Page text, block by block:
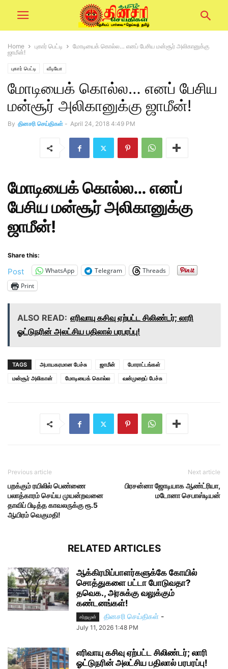
Home புகார் பெட்டி
மோடியைக் கொல்ல… எனப் பேசிய மன்சூர் அலிகானுக்கு
ஜாமீன்!
புகார் பெட்டி வீடியோ
மோடியைக் கொல்ல… எனப் பேசிய
மன்சூர் அலிகானுக்கு ஜாமீன்!
By தினசரி செய்திகள் - April 24, 2018 4:49 PM
மோடியைக் கொல்ல… எனப்
பேசிய மன்சூர் அலிகானுக்கு
ஜாமீன்!
Share this:
Post WhatsApp Telegram
Threads
Print
ALSO READ: எரிவாயு கசிவு ஏற்பட்ட சிலிண்டர்; லாரி
ஓட்டுநரின் அலட்சிய பதிலால் பரபரப்பு!
TAGS அபாயகரமான பேச்சு ஜாமீன்
போராட்டங்கள்
மன்சூர் அலிகான்
மோடியைக் கொல்ல வன்முறைப் பேச்சு
Previous article
பறக்கும் ரயிலில் பெண்ணை
பலாத்காரம் செய்ய முயன்றவனை
தாவிப் பிடித்த காவலருக்கு ரூ.5
ஆயிரம் வெகுமதி!
Next article
பிரசன்னா ஜோடியாக ஆண்ட்ரியா,
மடோனா செபாஸ்டியன்
RELATED ARTICLES
ஆக்கிரமிப்பாளர்களுக்கே கோயில்
சொத்துகளை பட்டா போடுவதா?
தவெக., அரசுக்கு வலுக்கும்
கண்டனங்கள்!
சற்றுமுன் தினசரி செய்திகள் -
July 11, 2026 1:48 PM
எரிவாயு கசிவு ஏற்பட்ட சிலிண்டர்; லாரி
ஓட்டுநரின் அலட்சிய பதிலால் பரபரப்பு!